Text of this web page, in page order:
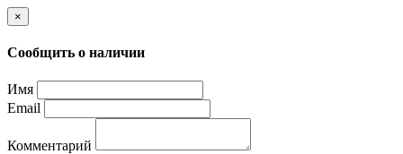
×
Сообщить о наличии
Имя
Email
Комментарий